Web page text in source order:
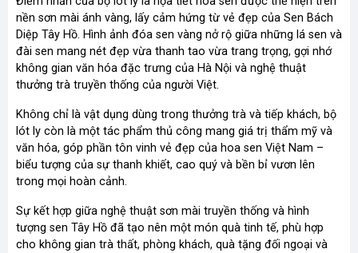
nền sơn mài ánh vàng, lấy cảm hứng từ vẻ đẹp của Sen Bách
Diệp Tây Hồ. Hình ảnh đóa sen vàng nở rộ giữa những lá sen và
đài sen mang nét đẹp vừa thanh tao vừa trang trọng, gợi nhớ
không gian văn hóa đặc trưng của Hà Nội và nghệ thuật
thưởng trà truyền thống của người Việt.
Không chỉ là vật dụng dùng trong thưởng trà và tiếp khách, bộ
lót ly còn là một tác phẩm thủ công mang giá trị thẩm mỹ và
văn hóa, góp phần tôn vinh vẻ đẹp của hoa sen Việt Nam –
biểu tượng của sự thanh khiết, cao quý và bền bỉ vươn lên
trong mọi hoàn cảnh.
Sự kết hợp giữa nghệ thuật sơn mài truyền thống và hình
tượng sen Tây Hồ đã tạo nên một món quà tinh tế, phù hợp
cho không gian trà thất, phòng khách, quà tặng đối ngoại và